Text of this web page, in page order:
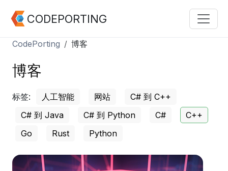
CODEPORTING
CodePorting 博客
博客
标签: 人工智能 网站
C# 到 C++
C# 到 Java
C# 到 Python C#
C++
Go
Rust Python